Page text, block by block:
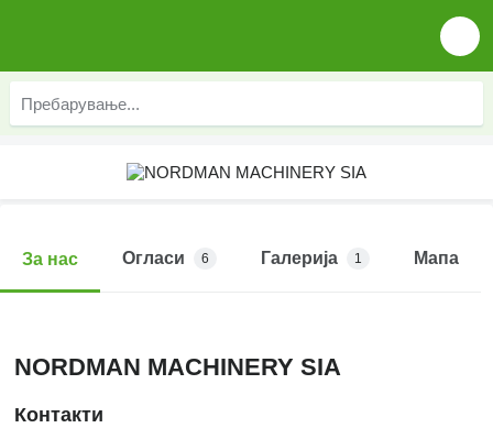
За нас Огласи 6 Галерија 1 Мапа
NORDMAN MACHINERY SIA
Контакти